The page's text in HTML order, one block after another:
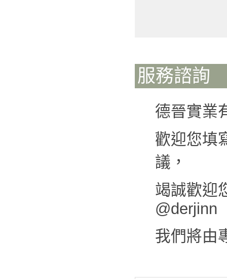
服務諮詢
德晉實業
歡迎您填
議，
竭誠歡迎
@derjinn
我們將由